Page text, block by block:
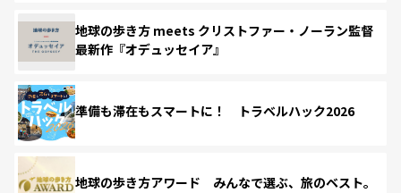
地球の歩き方 meets クリストファー・ノーラン監督
最新作『オデュッセイア』
準備も滞在もスマートに！ トラベルハック2026
地球の歩き方アワード みんなで選ぶ、旅のベスト。